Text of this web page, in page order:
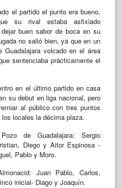
el partido el punto era bueno,
su rival estaba asfixiado
buen sabor de boca en su
no salió bien, ya que en un
Guadalajara volcado en el área
sentenciaba prácticamente el
en el último partido en casa
su debut en liga nacional, pero
al público con tres puntos
locales la décima plaza.
de Guadalajara: Sergio
Diego y Aitor Espinosa -
Pablo y Moro.
Juan Pablo, Carlos,
inicial- Diago y Joaquín.